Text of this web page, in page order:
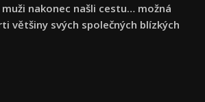
nakonec našli cestu… možná
většiny svých společných blízkých